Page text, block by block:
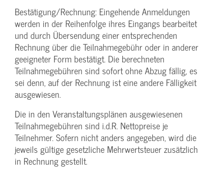
Bestätigung­/Rechnung: Eingehende Anmeldungen
werden in der Reihenfolge ihres Eingangs bearbeitet
und durch Übersendung einer entsprechenden
Rechnung über die Teilnahmegebühr oder in anderer
geeigneter Form bestätigt. Die berechneten
Teilnahmegebühren sind sofort ohne Abzug fällig, es
sei denn, auf der Rechnung ist eine andere Fälligkeit
ausgewiesen.
Die in den Veranstaltungsplänen ausgewiesenen
Teilnahmegebühren sind i.d.R. Nettopreise je
Teilnehmer. Sofern nicht anders angegeben, wird die
jeweils gültige gesetzliche Mehrwertsteuer zusätzlich
in Rechnung gestellt.